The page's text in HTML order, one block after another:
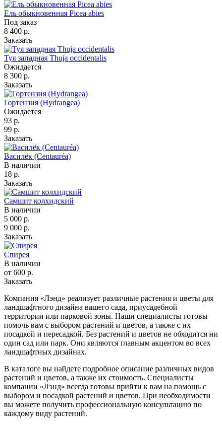
Ель обыкновенная Picea abies
Под заказ
8 400 р.
Заказать
Туя западная Thuja occidentalis
Ожидается
8 300 р.
Заказать
Гортензия (Hydrangea)
Ожидается
93 р.
99 р.
Заказать
Василёк (Centauréa)
В наличии
18 р.
Заказать
Самшит колхидский
В наличии
5 000 р.
9 000 р.
Заказать
Спирея
В наличии
от 600 р.
Заказать
Компания «Лэнд» реализует различные растения и цветы для
ландшафтного дизайна вашего сада, приусадебной
территории или парковой зоны. Наши специалисты готовы
помочь вам с выбором растений и цветов, а также с их
посадкой и пересадкой. Без растений и цветов не обходится ни
один сад или парк. Они являются главным акцентом во всех
ландшафтных дизайнах.
В каталоге вы найдете подробное описание различных видов
растений и цветов, а также их стоимость. Специалисты
компании «Лэнд» всегда готовы прийти к вам на помощь с
выбором и посадкой растений и цветов. При необходимости
вы можете получить профессиональную консультацию по
каждому виду растений.